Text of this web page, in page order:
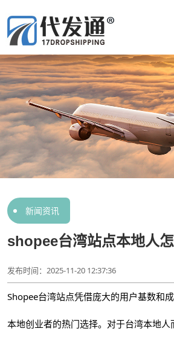
新闻资讯
shopee台湾站点本地人
发布时间：2025-11-20 12:37:36
Shopee台湾站点凭借庞大的用户基数和
本地创业者的热门选择。对于台湾本地